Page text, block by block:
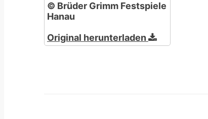
© Brüder Grimm Festspiele
Hanau
Original herunterladen